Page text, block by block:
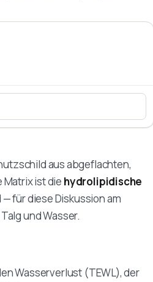
aus abgeflachten,
ist die hydrolipidische
für diese Diskussion am
und Wasser.
Wasserverlust (TEWL), der